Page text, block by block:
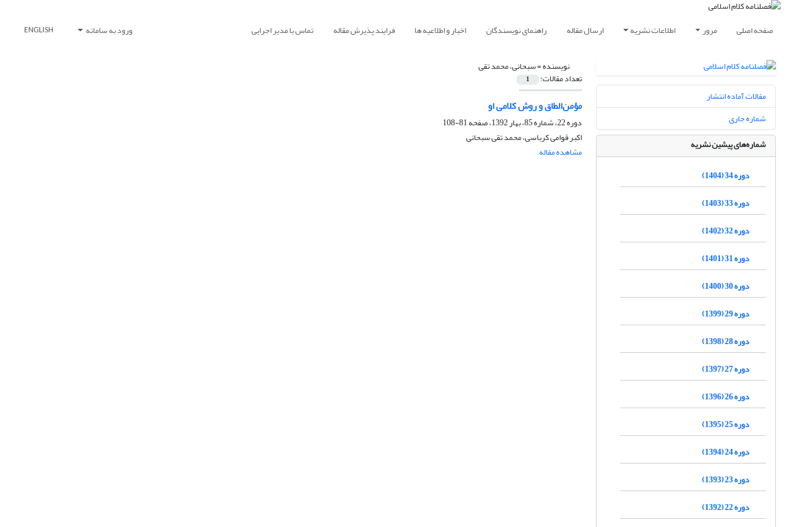
صفحه اصلی مرور اطلاعات نشریه ارسال مقاله راهنمای نویسندگان اخبار و اطلاعیه ها فرایند پذیرش مقاله تماس با مدیر اجرایی ورود به سامانه ENGLISH
نویسنده =سبحانی، محمد تقی
تعداد مقالات: 1
مؤمن‌الطاق و روش کلامی او
دوره 22، شماره 85، بهار 1392، صفحه
81-108
اکبر قوامی کرباسی، محمد تقی سبحانی
مشاهده مقاله
مقالات آماده انتشار
شماره جاری
شماره‌های پیشین نشریه
دوره 34 (1404)
دوره 33 (1403)
دوره 32 (1402)
دوره 31 (1401)
دوره 30 (1400)
دوره 29 (1399)
دوره 28 (1398)
دوره 27 (1397)
دوره 26 (1396)
دوره 25 (1395)
دوره 24 (1394)
دوره 23 (1393)
دوره 22 (1392)